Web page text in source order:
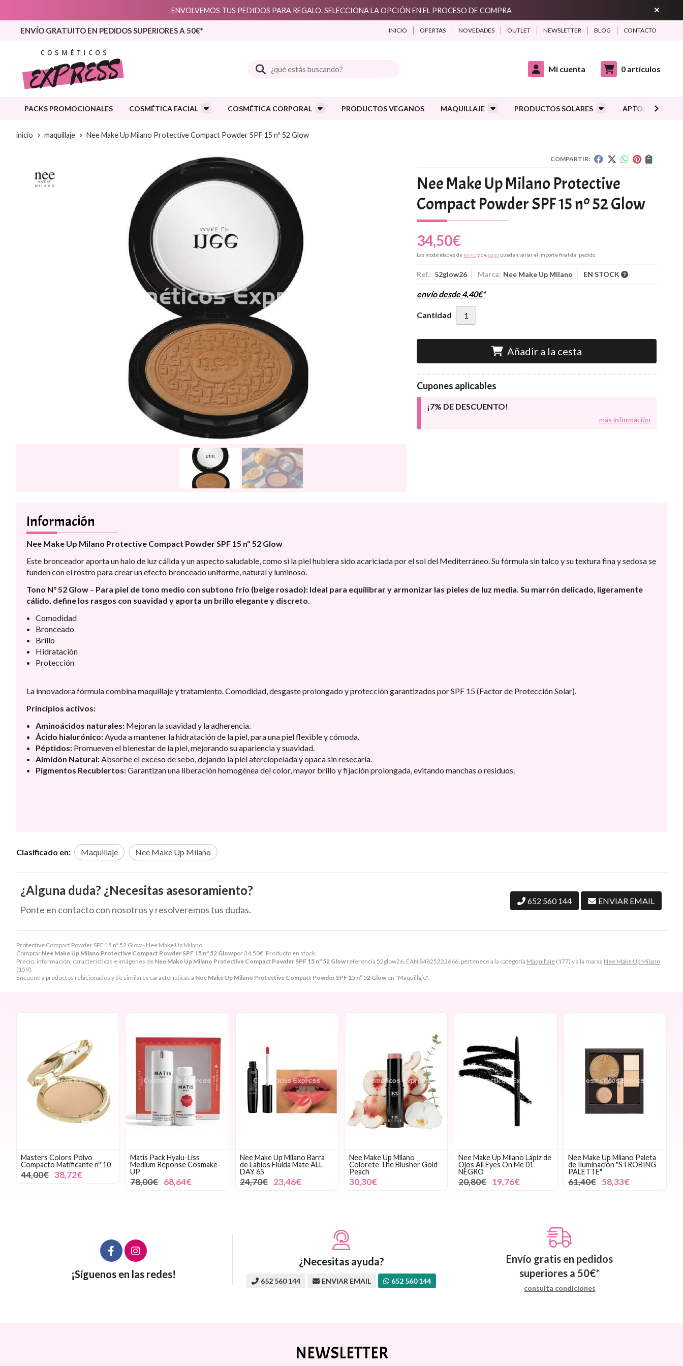
ENVOLVEMOS TUS PEDIDOS PARA REGALO. SELECCIONA LA OPCIÓN EN EL PROCESO DE COMPRA
ENVÍO GRATUITO EN PEDIDOS SUPERIORES A 50€* INICIO OFERTAS NOVEDADES OUTLET NEWSLETTER BLOG CONTACTO
Buscar Mi cuenta 0 artículos
PACKS PROMOCIONALES COSMÉTICA FACIAL COSMÉTICA CORPORAL PRODUCTOS VEGANOS MAQUILLAJE PRODUCTOS SOLARES APTOS
inicio maquillaje Nee Make Up Milano Protective Compact Powder SPF 15 nº 52 Glow
COMPARTIR:
Nee Make Up Milano Protective
Compact Powder SPF 15 nº 52 Glow
34,50€
Las modalidades de envíoy de pago pueden variar el importe final del pedido.
Ref.: 52glow26 Marca: Nee Make Up Milano EN STOCK
envío desde4,40€*
Cantidad
Añadir a la cesta
Cupones aplicables
¡7% DE DESCUENTO!
más información
Protective Compact Powder SPF 15 nº 52 Glow - Nee Make Up Milano.
Comprar Nee Make Up Milano Protective Compact Powder SPF 15 nº 52 Glowpor34,50€. Producto en stock.
Precio, información, características e imágenes de Nee Make Up Milano Protective Compact Powder SPF 15 nº 52 Glowreferencia 52glow26, EAN 84825222666, pertenece a la categoría Maquillaje (177) y a la marca Nee Make Up Milano
(159).
Encuentra productos relacionados y de similares características a Nee Make Up Milano Protective Compact Powder SPF 15 nº 52 Glowen "Maquillaje".
Información
Nee Make Up Milano Protective Compact Powder SPF 15 nº 52 Glow
Este bronceador aporta un halo de luz cálida y un aspecto saludable, como si la piel hubiera sido acariciada por el sol del Mediterráneo. Su fórmula sin talco y su textura fina y sedosa se
funden con el rostro para crear un efecto bronceado uniforme, natural y luminoso.
Tono N° 52 Glow – Para piel de tono medio con subtono frío (beige rosado): Ideal para equilibrar y armonizar las pieles de luz media. Su marrón delicado, ligeramente
cálido, define los rasgos con suavidad y aporta un brillo elegante y discreto.
Comodidad
Bronceado
Brillo
Hidratación
Protección
La innovadora fórmula combina maquillaje y tratamiento. Comodidad, desgaste prolongado y protección garantizados por SPF 15 (Factor de Protección Solar).
Principios activos:
Aminoácidos naturales: Mejoran la suavidad y la adherencia.
Ácido hialurónico:Ayuda a mantener la hidratación de la piel, para una piel flexible y cómoda.
Péptidos: Promueven el bienestar de la piel, mejorando su apariencia y suavidad.
Almidón Natural:Absorbe el exceso de sebo, dejando la piel aterciopelada y opaca sin resecarla.
Pigmentos Recubiertos:Garantizan una liberación homogénea del color, mayor brillo y fijación prolongada, evitando manchas o residuos.
Clasificado en: Maquillaje Nee Make Up Milano
¿Alguna duda? ¿Necesitas asesoramiento?
Ponte en contacto con nosotros y resolveremos tus dudas.
652 560 144 ENVIAR EMAIL
Masters Colors Polvo
Compacto Matificante nº 10
44,00€ 38,72€
Matis Pack Hyalu-Liss
Medium Réponse Cosmake-
UP
78,00€ 68,64€
Nee Make Up Milano Barra
de Labios Fluida Mate ALL
DAY 65
24,70€ 23,46€
Nee Make Up Milano
Colorete The Blusher Gold
Peach
30,30€
Nee Make Up Milano Lápiz de
Ojos All Eyes On Me 01
NEGRO
20,80€ 19,76€
Nee Make Up Milano Paleta
de Iluminación "STROBING
PALETTE"
61,40€ 58,33€
¡Síguenos en las redes!
¿Necesitas ayuda?
652 560 144 ENVIAR EMAIL 652 560 144
Envío gratis en pedidos
superiores a 50€*
consulta condiciones
NEWSLETTER